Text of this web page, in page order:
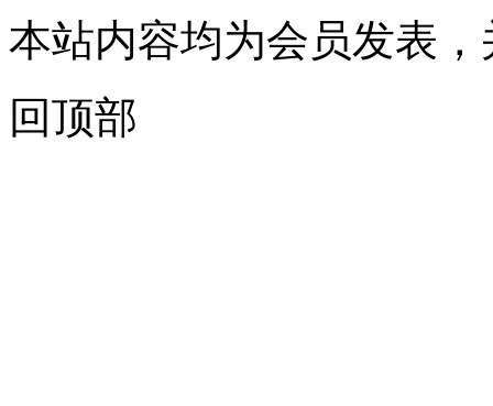
本站内容均为会员发表
回顶部